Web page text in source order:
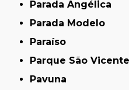
Parada Angélica
Parada Modelo
Paraíso
Parque São Vicente
Pavuna